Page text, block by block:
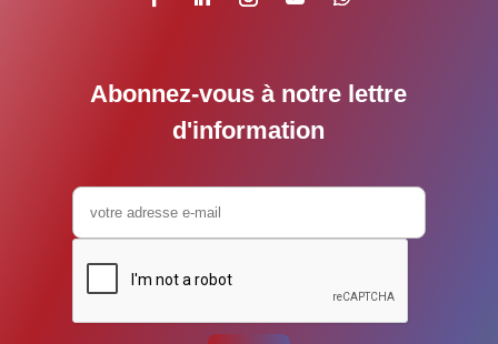
Abonnez-vous à notre lettre
d'information